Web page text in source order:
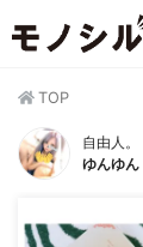
TOP
自由人。
ゆんゆん